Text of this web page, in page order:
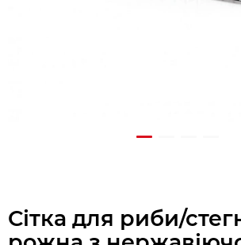
Сітка для риби/